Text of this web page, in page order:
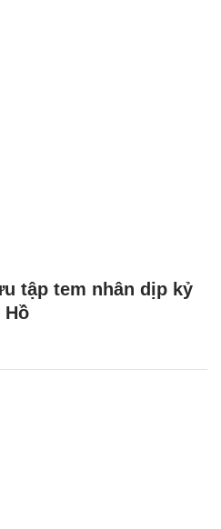
tập tem nhân dịp kỷ
Hồ